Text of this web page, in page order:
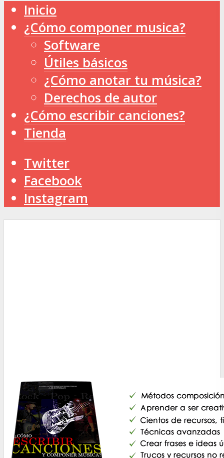
Inicio
¿Cómo componer musica?
Software
Útiles básicos
¿Cómo anotar tu música?
Derechos de autor
¿Cómo escribir canciones?
Tienda
Twitter
Facebook
Instagram